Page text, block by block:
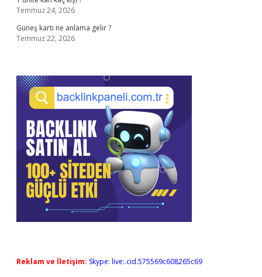
Temmuz 24, 2026
Güneş kartı ne anlama gelir ?
Temmuz 22, 2026
Reklam ve İletişim: Skype: live:.cid.575569c608265c69